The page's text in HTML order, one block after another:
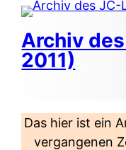
Zum
Inhalt
springen
Archiv
2011)
Das hier ist ein
vergangenen